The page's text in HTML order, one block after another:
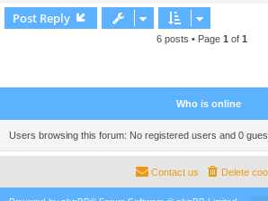
Post Reply
6 posts • Page 1 of 1
Who is online
Users browsing this forum: No registered users and 0
Delete
Contact us